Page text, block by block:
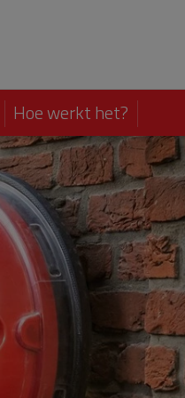
Hoe werkt het?